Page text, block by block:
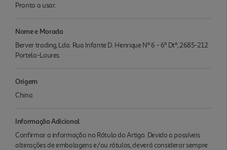
Pronto a usar.
Nome e Morada
Berver trading, Lda. Rua Infante D. Henrique Nº 6 - 6º Dtº, 2685-212
Portela-Loures.
Origem
China
Informação Adicional
Confirmar a informação no Rótulo do Artigo. Devido a possíveis
alterações de embalagens e/ou rótulos, deverá considerar sempre